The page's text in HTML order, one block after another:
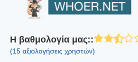
Η βαθμολογία μας::
(15 αξιολογήσεις χρηστών)